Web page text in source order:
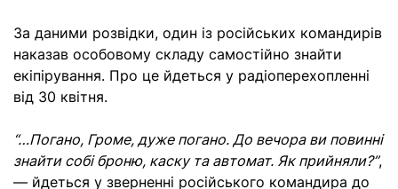
За даними розвідки, один із російських командирів
наказав особовому складу самостійно знайти
екіпірування. Про це йдеться у радіоперехопленні
від 30 квітня.
“…Погано, Громе, дуже погано. До вечора ви повинні
знайти собі броню, каску та автомат. Як прийняли?”,
— йдеться у зверненні російського командира до